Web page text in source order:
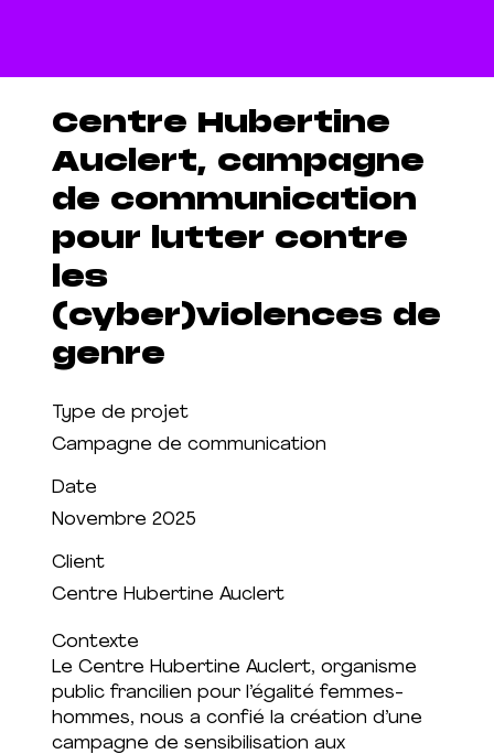
Centre Hubertine
Auclert, campagne
de communication
pour lutter contre
les
(cyber)violences de
genre
Type de projet
Campagne de communication
Date
Novembre 2025
Client
Centre Hubertine Auclert
Contexte
Le Centre Hubertine Auclert, organisme
public francilien pour l’égalité femmes-
hommes, nous a confié la création d’une
campagne de sensibilisation aux